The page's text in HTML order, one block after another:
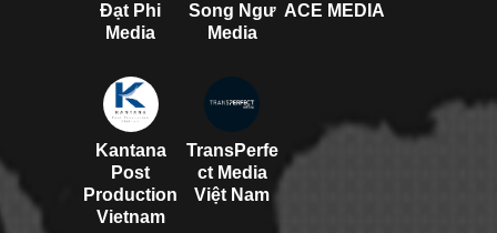
Đạt Phi
Media
Song Ngư
Media
ACE MEDIA
Kantana
Post
Production
Vietnam
TransPerfe
ct Media
Việt Nam